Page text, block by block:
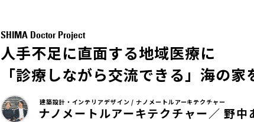
SHIMA Doctor Project
人手不足に直面する地域医療に
「診療しながら交流できる」海の家
建築設計・インテリアデザイン / ナノメートルアーキテクチャー
ナノメートルアーキテクチャー／ 野